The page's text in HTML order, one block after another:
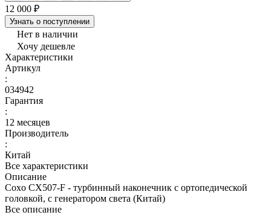
12 000 ₽
Узнать о поступлении
Нет в наличии
Хочу дешевле
Характеристики
Артикул
:
034942
Гарантия
:
12 месяцев
Производитель
:
Китай
Все характеристики
Описание
Coxo CX507-F - турбинный наконечник с ортопедической
головкой, с генератором света (Китай)
Все описание